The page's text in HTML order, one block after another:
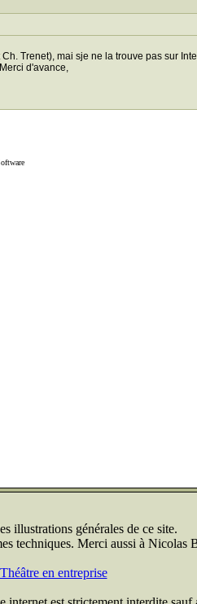
Trenet), mai sje ne la trouve pas sur
d'avance,
illustrations générales de ce site.
techniques. Merci aussi à Nicolas
Théâtre en entreprise